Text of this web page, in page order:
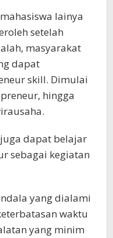
lainya
setelah
masyarakat
dapat
skill. Dimulai
hingga
dapat belajar
sebagai kegiatan
yang dialami
waktu
yang minim